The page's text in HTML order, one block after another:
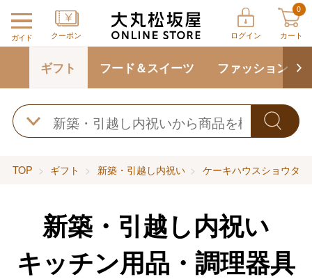
ガイド クーポン ログイン
0
カート
ギフト フード＆スイーツ ファッション
TOP ギフト 新築・引越し内祝い ケーキハウスショウタニ
新築・引越し内祝い
キッチン用品・調理器具